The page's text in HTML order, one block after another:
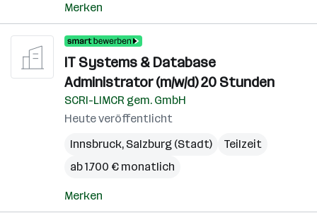
Merken
IT Systems & Database
Administrator (m/w/d) 20 Stunden
SCRI-LIMCR gem. GmbH
Heute veröffentlicht
Innsbruck, Salzburg (Stadt)
Teilzeit
ab 1.700 € monatlich
Merken